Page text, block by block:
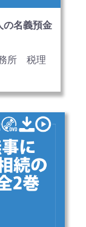
名義預金
務所 税理